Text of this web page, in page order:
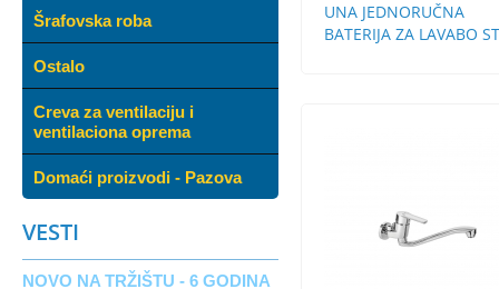
Šrafovska roba
Ostalo
Creva za ventilaciju i
ventilaciona oprema
Domaći proizvodi - Pazova
VESTI
NOVO NA TRŽIŠTU - 6 GODINA
UNA JEDNORUČNA
BATERIJA ZA LAVABO